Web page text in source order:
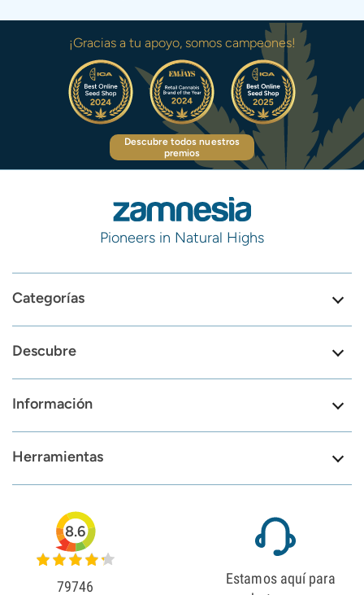
¡Gracias a tu apoyo, somos campeones!
Descubre todos nuestros
premios
Pioneers in Natural Highs
Categorías
Descubre
Información
Herramientas
8.6
79746
Estamos aquí para